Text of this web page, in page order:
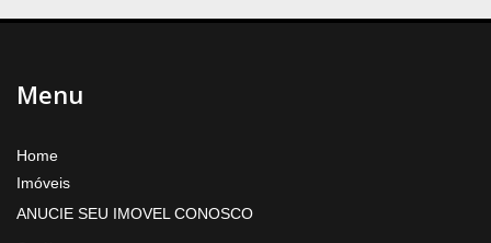
Menu
Home
Imóveis
ANUCIE SEU IMOVEL CONOSCO